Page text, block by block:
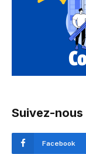
Suivez-nous
Facebook